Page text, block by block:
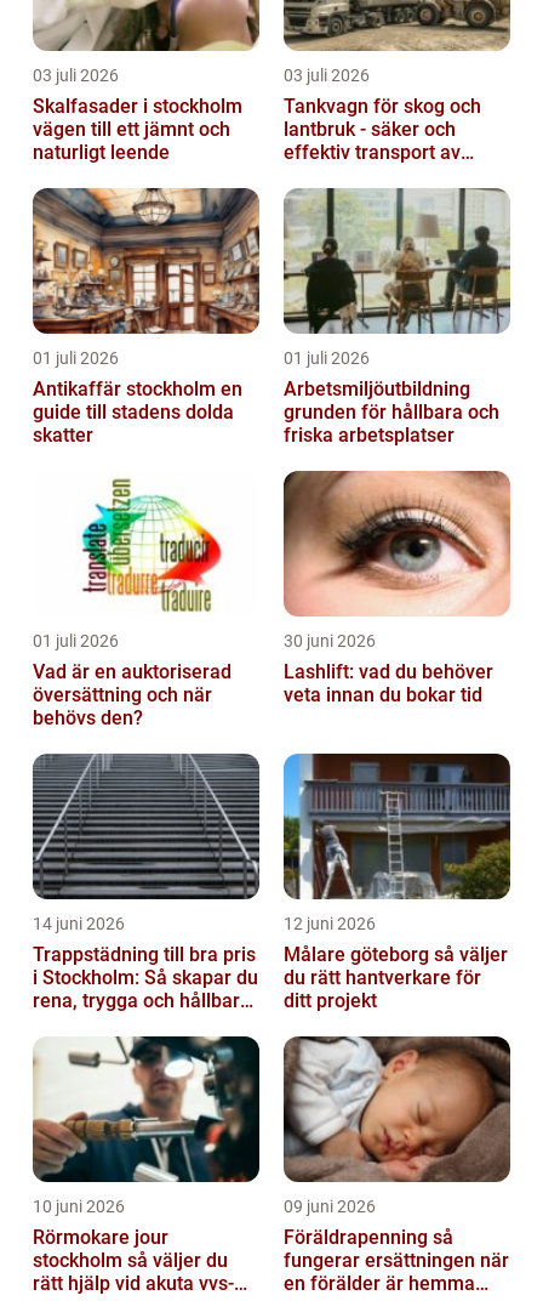
03 juli 2026
Skalfasader i stockholm
vägen till ett jämnt och
naturligt leende
03 juli 2026
Tankvagn för skog och
lantbruk - säker och
effektiv transport av
01 juli 2026
Antikaffär stockholm en
guide till stadens dolda
skatter
01 juli 2026
Arbetsmiljöutbildning
grunden för hållbara och
friska arbetsplatser
01 juli 2026
Vad är en auktoriserad
översättning och när
behövs den?
30 juni 2026
Lashlift: vad du behöver
veta innan du bokar tid
14 juni 2026
Trappstädning till bra pris
i Stockholm: Så skapar du
rena, trygga och hållbara
12 juni 2026
Målare göteborg så väljer
du rätt hantverkare för
ditt projekt
10 juni 2026
Rörmokare jour
stockholm så väljer du
rätt hjälp vid akuta vvs-
09 juni 2026
Föräldrapenning så
fungerar ersättningen när
en förälder är hemma